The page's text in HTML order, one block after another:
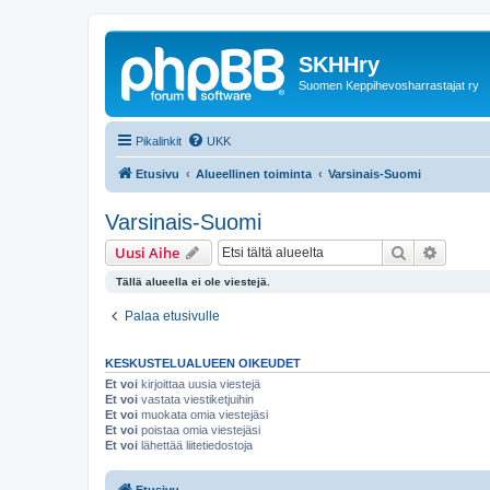
SKHHry
Suomen Keppihevosharrastajat ry
Pikalinkit UKK
Etusivu Alueellinen toiminta Varsinais-Suomi
Varsinais-Suomi
Uusi Aihe Etsi
Tällä alueella ei ole viestejä.
Palaa etusivulle
KESKUSTELUALUEEN OIKEUDET
Et voi kirjoittaa uusia viestejä
Et voi vastata viestiketjuihin
Et voi muokata omia viestejäsi
Et voi poistaa omia viestejäsi
Et voi lähettää liitetiedostoja